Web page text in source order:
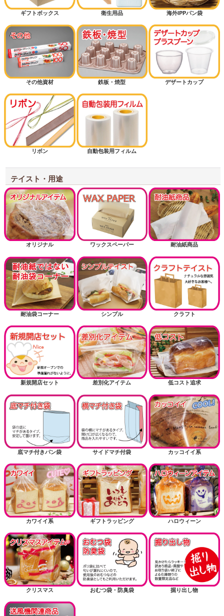
ギフトボックス 衛生用品 海外IPPパン袋
その他資材 鉄板・焼型 デザートカップ
リボン 自動包装用フィルム
テイスト・用途
オリジナル ワックスペーパー 耐油紙商品
耐油袋コーナー シンプル クラフト
新規開店セット 差別化アイテム 低コスト追求
底マチ付きパン袋 サイドマチ付袋 カッコイイ系
カワイイ系 ギフトラッピング ハロウィーン
クリスマス おむつ袋・防臭袋 掘り出し物